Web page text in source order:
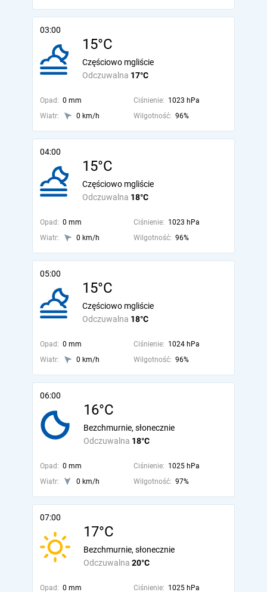
03:00
15°C
Odczuwalna 17°C
Częściowo mgliście
Opad: 0 mm Ciśnienie: 1023 hPa
Wiatr:
0 km/h Wilgotność: 96%
04:00
15°C
Odczuwalna 18°C
Częściowo mgliście
Opad: 0 mm Ciśnienie: 1023 hPa
Wiatr:
0 km/h Wilgotność: 96%
05:00
15°C
Odczuwalna 18°C
Częściowo mgliście
Opad: 0 mm Ciśnienie: 1024 hPa
Wiatr:
0 km/h Wilgotność: 96%
06:00
16°C
Odczuwalna 18°C
Bezchmurnie, słonecznie
Opad: 0 mm Ciśnienie: 1025 hPa
Wiatr:
0 km/h Wilgotność: 97%
07:00
17°C
Odczuwalna 20°C
Bezchmurnie, słonecznie
Opad: 0 mm Ciśnienie: 1025 hPa